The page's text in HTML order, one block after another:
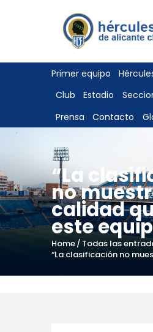
Primer equipo
Club
Estadio
Prensa
Contacto
“La
no
calidad
este
Home Todas las
“La clasificación no
ENTRADAS
TIENDA
HÉRCULESCF100